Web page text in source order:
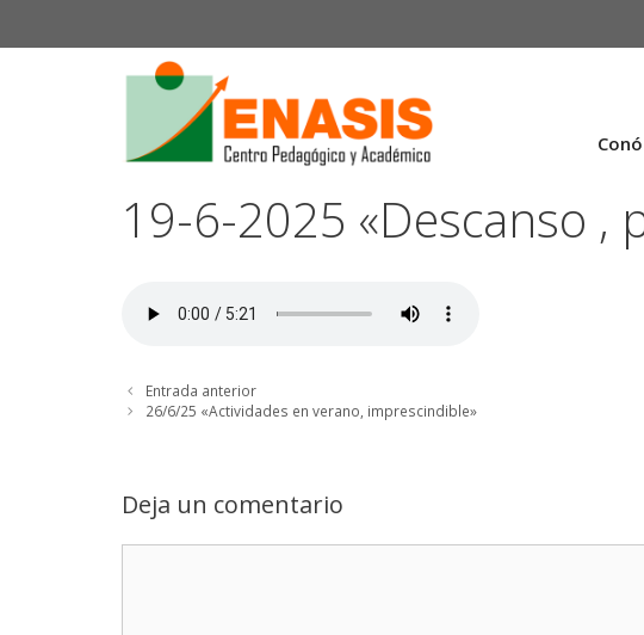
19-6-2025 «Descanso ,
Entrada anterior
26/6/25 «Actividades en verano, imprescindible»
Deja un comentario